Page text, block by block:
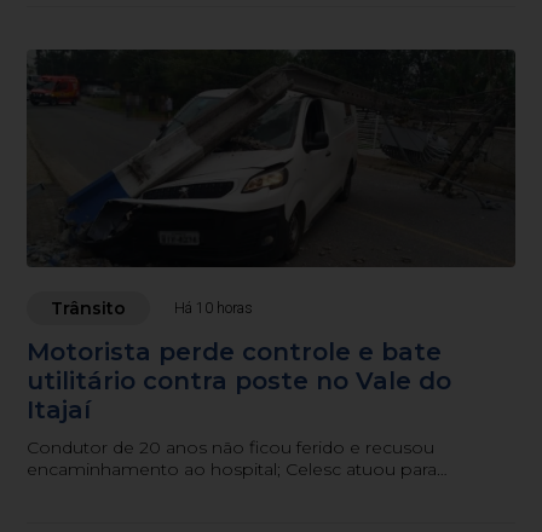
Trânsito Há 10 horas
Motorista perde controle e bate
utilitário contra poste no Vale do
Itajaí
Condutor de 20 anos não ficou ferido e recusou
encaminhamento ao hospital; Celesc atuou para